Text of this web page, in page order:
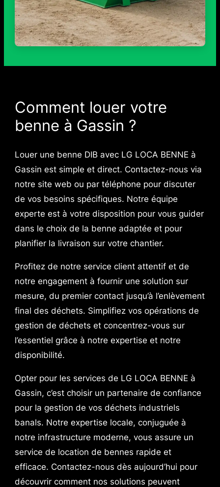
Comment louer votre
benne à Gassin ?
Louer une benne DIB avec LG LOCA BENNE à
Gassin est simple et direct. Contactez-nous via
notre site web ou par téléphone pour discuter
de vos besoins spécifiques. Notre équipe
experte est à votre disposition pour vous guider
dans le choix de la benne adaptée et pour
planifier la livraison sur votre chantier.
Profitez de notre service client attentif et de
notre engagement à fournir une solution sur
mesure, du premier contact jusqu’à l’enlèvement
final des déchets. Simplifiez vos opérations de
gestion de déchets et concentrez-vous sur
l’essentiel grâce à notre expertise et notre
disponibilité.
Opter pour les services de LG LOCA BENNE à
Gassin, c’est choisir un partenaire de confiance
pour la gestion de vos déchets industriels
banals. Notre expertise locale, conjuguée à
notre infrastructure moderne, vous assure un
service de location de bennes rapide et
efficace. Contactez-nous dès aujourd’hui pour
découvrir comment nos solutions peuvent